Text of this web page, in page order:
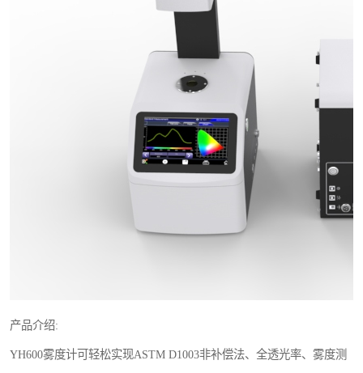
产品介绍:
YH600雾度计可轻松实现ASTM D1003非补偿法、全透光率、雾度测